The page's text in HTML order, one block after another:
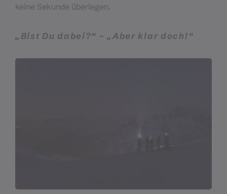
keine Sekunde überlegen.
„Bist Du dabei?“ – „Aber klar doch!“